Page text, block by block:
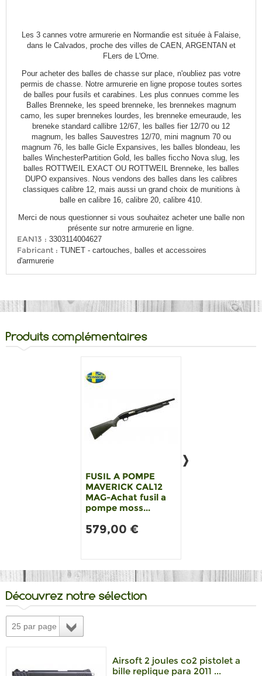
Les 3 cannes votre armurerie en Normandie est située à Falaise,
dans le Calvados, proche des villes de CAEN, ARGENTAN et
FLers de L'Orne.
Pour acheter des balles de chasse sur place, n'oubliez pas votre
permis de chasse. Notre armurerie en ligne propose toutes sortes
de balles pour fusils et carabines. Les plus connues comme les
Balles Brenneke, les speed brenneke, les brennekes magnum
camo, les super brennekes lourdes, les brenneke emeuraude, les
breneke standard callibre 12/67, les balles fier 12/70 ou 12
magnum, les balles Sauvestres 12/70, mini magnum 70 ou
magnum 76, les balle Gicle Expansives, les balles blondeau, les
balles WinchesterPartition Gold, les balles ficcho Nova slug, les
balles ROTTWEIL EXACT OU ROTTWEIL Brenneke, les balles
DUPO expansives. Nous vendons des balles dans les calibres
classiques calibre 12, mais aussi un grand choix de munitions à
balle en calibre 16, calibre 20, calibre 410.
Merci de nous questionner si vous souhaitez acheter une balle non
présente sur notre armurerie en ligne.
EAN13 : 3303114004627
Fabricant : TUNET - cartouches, balles et accessoires
d'armurerie
Produits complémentaires
FUSIL A POMPE
MAVERICK CAL12
MAG-Achat fusil a
pompe moss...
579,00 €
Découvrez notre sélection
25 par page
Airsoft 2 joules co2 pistolet a
bille replique para 2011 ...